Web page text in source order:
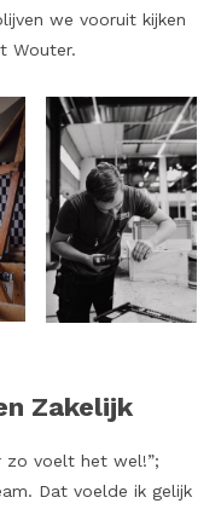
we vooruit kijken
Wouter.
Zakelijk
zo voelt het wel!”;
Dat voelde ik gelijk